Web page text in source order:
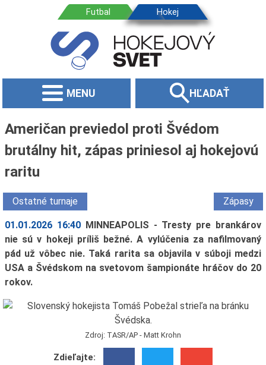
MENU HĽADAŤ
Američan previedol proti Švédom
brutálny hit, zápas priniesol aj hokejovú
raritu
Ostatné turnaje Zápasy
01.01.2026 16:40 MINNEAPOLIS - Tresty pre brankárov
nie sú v hokeji príliš bežné. A vylúčenia za nafilmovaný
pád už vôbec nie. Taká rarita sa objavila v súboji medzi
USA a Švédskom na svetovom šampionáte hráčov do 20
rokov.
Zdroj: TASR/AP - Matt Krohn
Zdieľajte: